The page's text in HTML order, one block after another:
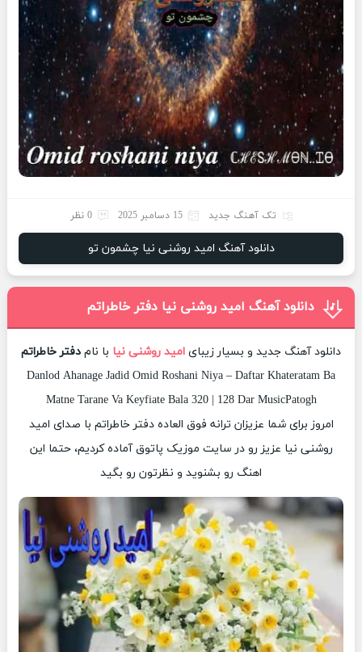
تک آهنگ جدید 15 دسامبر 2025 0 نظر
دانلود آهنگ امید روشنی نیا چشمون تو
دانلود آهنگ امید روشنی نیا دفتر خاطراتم
دانلود آهنگ جدید و بسیار زیبای امید روشنی نیا با نام دفتر خاطراتم
Danlod Ahanage Jadid Omid Roshani Niya – Daftar Khateratam Ba
Matne Tarane Va Keyfiate Bala 320 | 128 Dar MusicPatogh
امروز برای شما عزیزان ترانه فوق العاده دفتر خاطراتم با صدای امید
روشنی نیا عزیز رو در سایت موزیک پاتوق آماده کردیم، حتما این
اهنگ رو بشنوید و نظرتون رو بگید